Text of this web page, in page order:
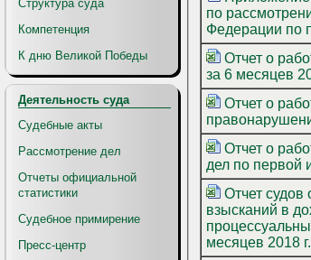
Структура суда
Компетенция
К дню Великой Победы
Деятельность суда
Судебные акты
Рассмотрение дел
Отчеты официальной
статистики
Судебное примирение
Пресс-центр
по
Федерации по
Отчет о работе судов общей юрисдикции по рассмотрению уголовных дел по первой инстанции
за 6 месяцев
Отчет о
Отчет о работе
дел по первой
Отчет
взысканий в
месяцев 2018 г.